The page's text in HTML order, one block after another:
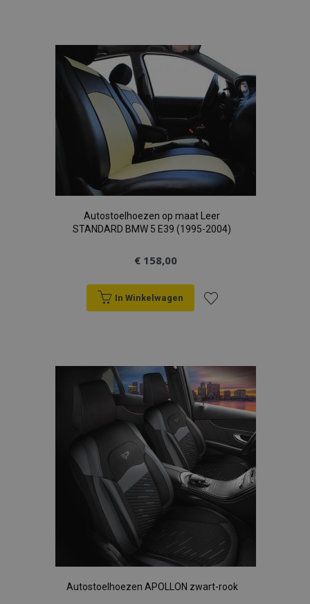
aan
verlanglijst
Autostoelhoezen op maat Leer
STANDARD BMW 5 E39 (1995-2004)
€ 158,00
In Winkelwagen
aan
verlanglijst
Autostoelhoezen APOLLON zwart-rook